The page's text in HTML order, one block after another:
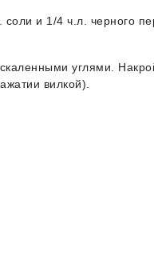
и 1/4 ч.л. черного
углями.
вилкой).